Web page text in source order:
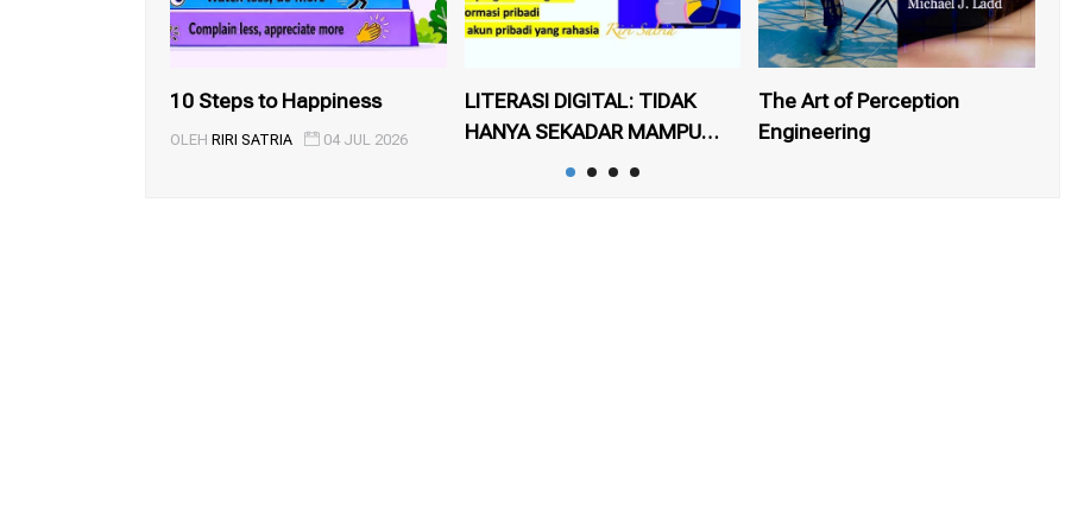
10 Steps to Happiness
OLEH RIRI SATRIA 04 JUL 2026
LITERASI DIGITAL: TIDAK
HANYA SEKADAR MAMPU
RIRI SATRIA 09 JAN 2026
The Art of Perception
Engineering